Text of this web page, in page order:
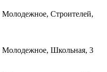
Строителей,
Молодежное, Школьная, 3